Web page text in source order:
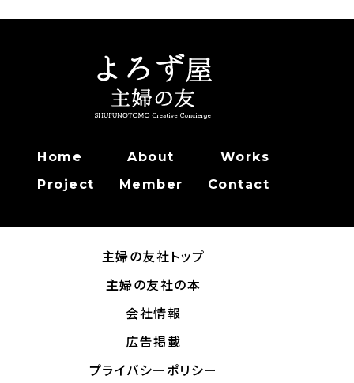
Home About
Works
Project
Member Contact
主婦の友社トップ
主婦の友社の本
会社情報
広告掲載
プライバシーポリシー